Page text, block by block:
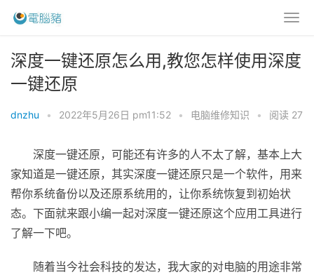
深度一键还原怎么用,教您怎样使用深度
一键还原
dnzhu • 2022年5月26日 pm11:52 • 电脑维修知识 • 阅读 27
深度一键还原，可能还有许多的人不太了解，基本上大
家知道是一键还原，其实深度一键还原只是一个软件，用来
帮你系统备份以及还原系统用的，让你系统恢复到初始状
态。下面就来跟小编一起对深度一键还原这个应用工具进行
了解一下吧。
随着当今社会科技的发达，我大家的对电脑的用途非常